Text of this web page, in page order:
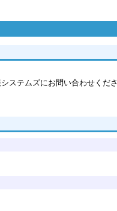
ステムズにお問い合わせくださ